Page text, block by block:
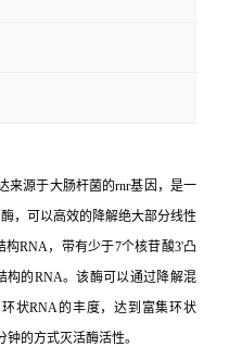
来源于大肠杆菌的rnr基因，是一
，可以高效的降解绝大部分线性
RNA，带有少于7个核苷酸3'凸
构的RNA。该酶可以通过降解混
状RNA的丰度，达到富集环状
的方式灭活酶活性。